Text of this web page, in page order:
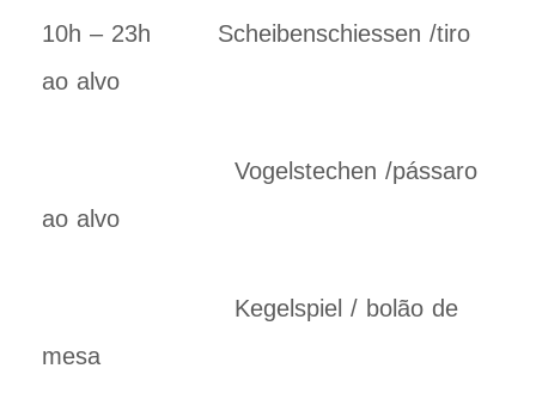
10h – 23h Scheibenschiessen /tiro
ao alvo
Vogelstechen /pássaro
ao alvo
Kegelspiel / bolão de
mesa